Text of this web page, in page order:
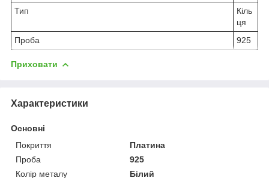
Тип
Кіль
ця
Проба
925
Приховати
Характеристики
Основні
Покриття
Платина
Проба
925
Колір металу
Білий